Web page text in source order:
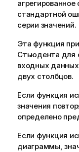
стандартной
серии значений.
Эта функция
Стьюдента для
входных
двух столбцов.
Если функция
значения
определено
Если функция
диаграммы,